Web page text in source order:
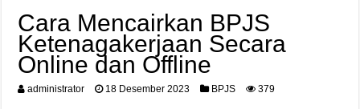
Cara Mencairkan BPJS
Ketenagakerjaan Secara
Online dan Offline
administrator 18 Desember 2023 BPJS 379